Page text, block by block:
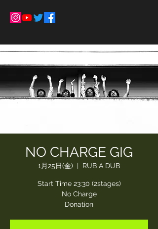
NO CHARGE GIG
1月25日(金)
  |
RUB A DUB
Start Time 23:30 (2stages)
No Charge
Donation